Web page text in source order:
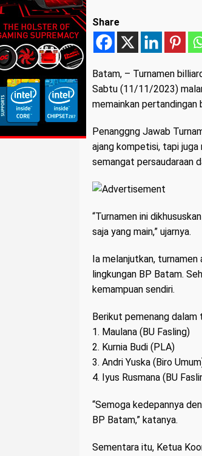
Share
Batam, – Turnamen
Sabtu (11/11/2023)
memainkan pertandingan
Penanggng Jawab
ajang kompetisi, tapi
semangat persaudaraan
“Turnamen ini
saja yang main,” ujarnya.
Ia melanjutkan,
lingkungan BP Batam.
kemampuan sendiri.
Berikut pemenang dalam
1. Maulana (BU Fasling)
2. Kurnia Budi (PLA)
3. Andri Yuska (Biro
4. Iyus Rusmana (BU
“Semoga kedepannya
BP Batam,” katanya.
Sementara itu, Ketua